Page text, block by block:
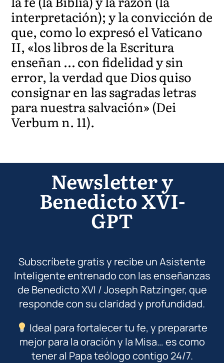
interpretación); y la convicción de
que, como lo expresó el Vaticano
II, «los libros de la Escritura
enseñan … con fidelidad y sin
error, la verdad que Dios quiso
consignar en las sagradas letras
para nuestra salvación» (Dei
Verbum n. 11).
Newsletter y
Benedicto XVI-
GPT
Subscríbete gratis y recibe un Asistente
Inteligente entrenado con las enseñanzas
de Benedicto XVI / Joseph Ratzinger, que
responde con su claridad y profundidad.
Ideal para fortalecer tu fe, y prepararte
mejor para la oración y la Misa… es como
tener al Papa teólogo contigo 24/7.